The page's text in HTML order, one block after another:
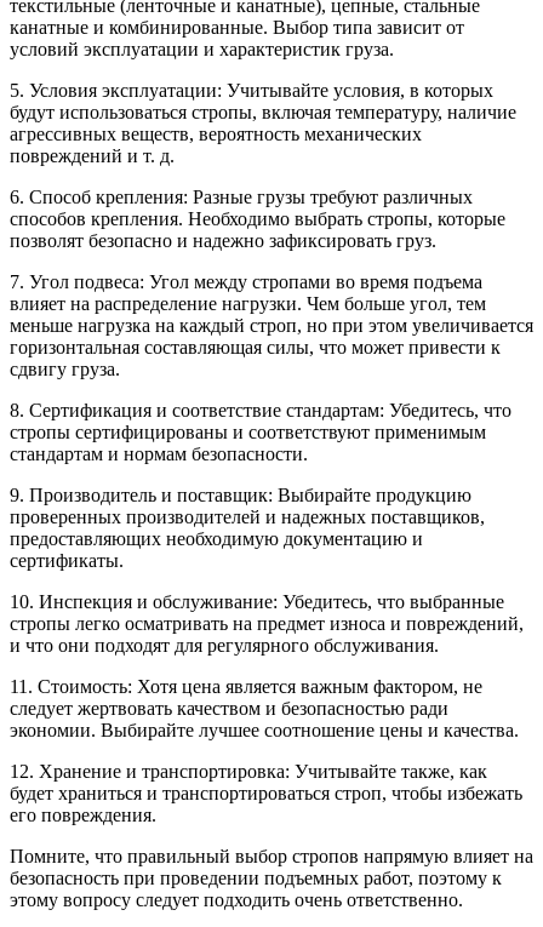
текстильные (ленточные и канатные), цепные, стальные
канатные и комбинированные. Выбор типа зависит от
условий эксплуатации и характеристик груза.
5. Условия эксплуатации: Учитывайте условия, в которых
будут использоваться стропы, включая температуру, наличие
агрессивных веществ, вероятность механических
повреждений и т. д.
6. Способ крепления: Разные грузы требуют различных
способов крепления. Необходимо выбрать стропы, которые
позволят безопасно и надежно зафиксировать груз.
7. Угол подвеса: Угол между стропами во время подъема
влияет на распределение нагрузки. Чем больше угол, тем
меньше нагрузка на каждый строп, но при этом увеличивается
горизонтальная составляющая силы, что может привести к
сдвигу груза.
8. Сертификация и соответствие стандартам: Убедитесь, что
стропы сертифицированы и соответствуют применимым
стандартам и нормам безопасности.
9. Производитель и поставщик: Выбирайте продукцию
проверенных производителей и надежных поставщиков,
предоставляющих необходимую документацию и
сертификаты.
10. Инспекция и обслуживание: Убедитесь, что выбранные
стропы легко осматривать на предмет износа и повреждений,
и что они подходят для регулярного обслуживания.
11. Стоимость: Хотя цена является важным фактором, не
следует жертвовать качеством и безопасностью ради
экономии. Выбирайте лучшее соотношение цены и качества.
12. Хранение и транспортировка: Учитывайте также, как
будет храниться и транспортироваться строп, чтобы избежать
его повреждения.
Помните, что правильный выбор стропов напрямую влияет на
безопасность при проведении подъемных работ, поэтому к
этому вопросу следует подходить очень ответственно.